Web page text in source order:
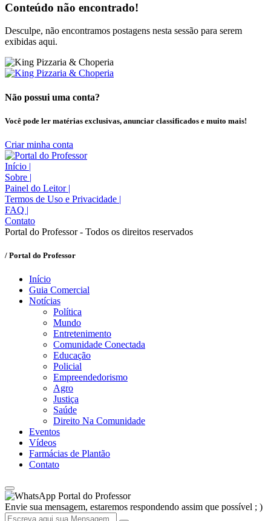
Conteúdo não encontrado!
Desculpe, não encontramos postagens nesta sessão para serem
exibidas aqui.
Não possui uma conta?
Você pode ler matérias exclusivas, anunciar classificados e muito mais!
Criar minha conta
Início |
Sobre |
Painel do Leitor |
Termos de Uso e Privacidade |
FAQ |
Contato
Portal do Professor - Todos os direitos reservados
/ Portal do Professor
Início
Guia Comercial
Notícias
Política
Mundo
Entretenimento
Comunidade Conectada
Educação
Policial
Empreendedorismo
Agro
Justiça
Saúde
Direito Na Comunidade
Eventos
Vídeos
Farmácias de Plantão
Contato
Portal do Professor
Envie sua mensagem, estaremos respondendo assim que possível ; )